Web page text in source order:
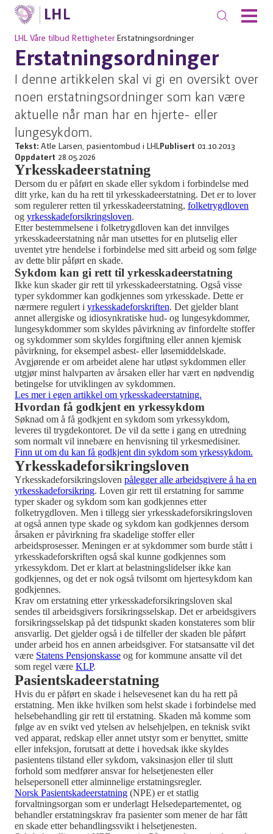
LHL Våre tilbud Rettigheter Erstatningsordninger
Erstatningsordninger
I denne artikkelen skal vi gi en oversikt over
noen erstatningsordninger som kan være
aktuelle når man har en hjerte- eller
lungesykdom.
Tekst: Atle Larsen, pasientombud i LHL Publisert 01.10.2013
Oppdatert 28.05.2026
Yrkesskadeerstatning
Dersom du er påført en skade eller sykdom i forbindelse med
ditt yrke, kan du ha rett til yrkesskadeerstatning. Det er to lover
som regulerer retten til yrkesskadeerstatning, folketrygdloven
og yrkesskadeforsikringsloven.
Etter bestemmelsene i folketrygdloven kan det innvilges
yrkesskadeerstatning når man utsettes for en plutselig eller
uventet ytre hendelse i forbindelse med sitt arbeid og som følge
av dette blir påført en skade.
Sykdom kan gi rett til yrkesskadeerstatning
Ikke kun skader gir rett til yrkesskadeerstatning. Også visse
typer sykdommer kan godkjennes som yrkesskade. Dette er
nærmere regulert i yrkesskadeforskriften. Det gjelder blant
annet allergiske og idiosynkratiske hud- og lungesykdommer,
lungesykdommer som skyldes påvirkning av finfordelte stoffer
og sykdommer som skyldes forgiftning eller annen kjemisk
påvirkning, for eksempel asbest- eller løsemiddelskade.
Avgjørende er om arbeidet alene har utløst sykdommen eller
utgjør minst halvparten av årsaken eller har vært en nødvendig
betingelse for utviklingen av sykdommen.
Les mer i egen artikkel om yrkesskadeerstatning.
Hvordan få godkjent en yrkessykdom
Søknad om å få godkjent en sykdom som yrkessykdom,
leveres til trygdekontoret. De vil da sette i gang en utredning
som normalt vil innebære en henvisning til yrkesmedisiner.
Finn ut om du kan få godkjent din sykdom som yrkessykdom.
Yrkesskadeforsikringsloven
Yrkesskadeforsikringsloven pålegger alle arbeidsgivere å ha en
yrkesskadeforsikring. Loven gir rett til erstatning for samme
typer skader og sykdom som kan godkjennes etter
folketrygdloven. Men i tillegg sier yrkesskadeforsikringsloven
at også annen type skade og sykdom kan godkjennes dersom
årsaken er påvirkning fra skadelige stoffer eller
arbeidsprosesser. Meningen er at sykdommer som burde stått i
yrkesskadeforskriften også skal kunne godkjennes som
yrkessykdom. Det er klart at belastningslidelser ikke kan
godkjennes, og det er nok også tvilsomt om hjertesykdom kan
godkjennes.
Krav om erstatning etter yrkesskadeforsikringsloven skal
sendes til arbeidsgivers forsikringsselskap. Det er arbeidsgivers
forsikringsselskap på det tidspunkt skaden konstateres som blir
ansvarlig. Det gjelder også i de tilfeller der skaden ble påført
under arbeid hos en annen arbeidsgiver. For statsansatte vil det
være Statens Pensjonskasse og for kommune ansatte vil det
som regel være KLP.
Pasientskadeerstatning
Hvis du er påført en skade i helsevesenet kan du ha rett på
erstatning. Men ikke hvilken som helst skade i forbindelse med
helsebehandling gir rett til erstatning. Skaden må komme som
følge av en svikt ved ytelsen av helsehjelpen, en teknisk svikt
ved apparat, redskap eller annet utstyr som er benyttet, smitte
eller infeksjon, forutsatt at dette i hovedsak ikke skyldes
pasientens tilstand eller sykdom, vaksinasjon eller til slutt
forhold som medfører ansvar for helsetjenesten eller
helsepersonell etter alminnelige erstatningsregler.
Norsk Pasientskadeerstatning (NPE) er et statlig
forvaltningsorgan som er underlagt Helsedepartementet, og
behandler erstatningskrav fra pasienter som mener de har fått
en skade etter behandlingssvikt i helsetjenesten.